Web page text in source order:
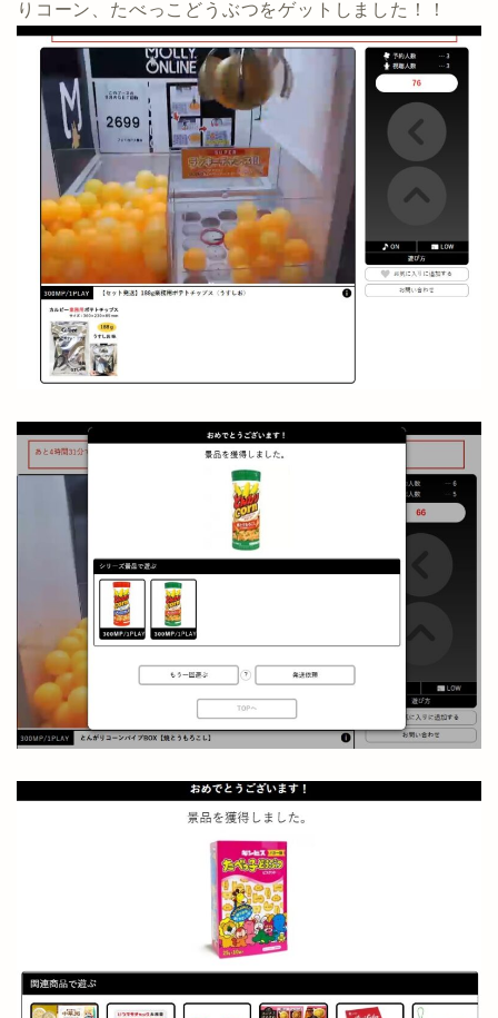
りコーン、たべっこどうぶつをゲットしました！！